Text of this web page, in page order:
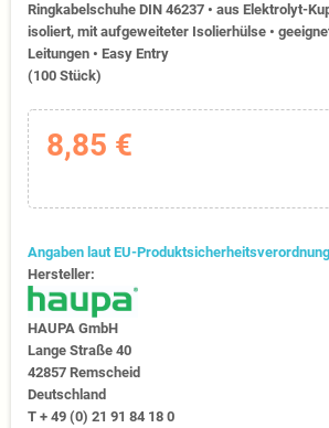
Ringkabelschuhe DIN 46237 • aus Elektrolyt-
isoliert, mit aufgeweiteter Isolierhülse •
Leitungen • Easy Entry
(100 Stück)
8,85 €
Angaben laut EU-
Hersteller:
HAUPA GmbH
Lange Straße 40
42857 Remscheid
Deutschland
T + 49 (0) 21 91 84 18 0